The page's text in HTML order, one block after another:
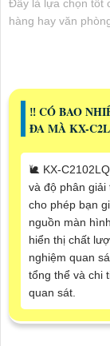
Đây là lựa chọn tốt
hàng hay văn
‼️ CÓ BAO
ĐA MÀ KX-
🐌 KX-
và độ phân giải
cho phép bạn
nguồn màn
hiển thị chất
nghiệm quan
tổng thể và chi
quan sát.